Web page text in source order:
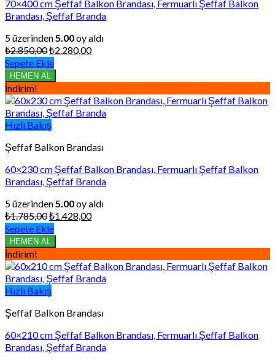
70×400 cm Şeffaf Balkon Brandası, Fermuarlı Şeffaf Balkon
Brandası, Şeffaf Branda
5 üzerinden 5.00oy aldı
₺2.850,00Orijinal
fiyat:
₺2.850,00.
₺2.280,00Şu
₺2.280,00.
Sepete Ekle
HEMEN AL
İndirim!
Hızlı Bakış
Şeffaf Balkon Brandası
60×230 cm Şeffaf Balkon Brandası, Fermuarlı Şeffaf Balkon
Brandası, Şeffaf Branda
5 üzerinden 5.00oy aldı
₺1.785,00Orijinal
fiyat:
₺1.785,00.
₺1.428,00Şu
₺1.428,00.
Sepete Ekle
HEMEN AL
İndirim!
Hızlı Bakış
Şeffaf Balkon Brandası
60×210 cm Şeffaf Balkon Brandası, Fermuarlı Şeffaf Balkon
Brandası, Şeffaf Branda